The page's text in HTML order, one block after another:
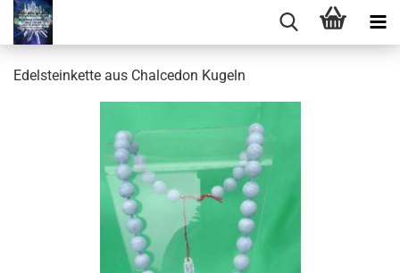
Edelsteinkette aus Chalcedon Kugeln